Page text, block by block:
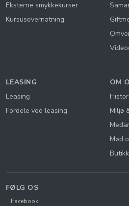
Eksterne smykkekurser
Kursusovernatning
LEASING
Leasing
Fordele ved leasing
OM
Miljø
Mød
FØLG OS
Facebook